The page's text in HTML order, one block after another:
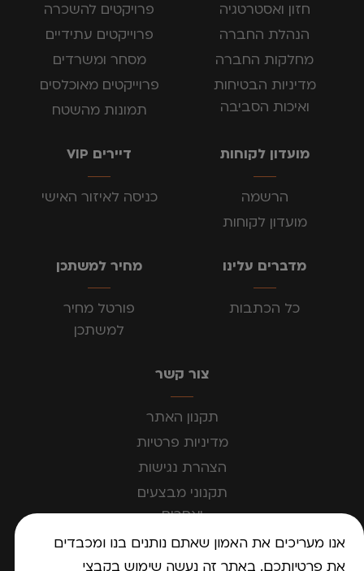
חזון ואסטרטגיה
הנהלת החברה
מחלקות החברה
מדיניות הבטיחות
ואיכות הסביבה
פרויקטים להשכרה
פרוייקטים עתידיים
מסחר ומשרדים
פרוייקטים מאוכלסים
תמונות מהשטח
מועדון לקוחות
הרשמה
מועדון לקוחות
דיירים VIP
כניסה לאיזור האישי
מדברים עלינו
כל הכתבות
מחיר למשתכן
פורטל מחיר
למשתכן
צור קשר
תקנון האתר
מדיניות פרטיות
הצהרת נגישות
תקנוני מבצעים
ואחרים
אנו מעריכים את האמון שאתם נותנים בנו ומכבדים
את פרטיותכם. באתר זה נעשה שימוש בקבצי